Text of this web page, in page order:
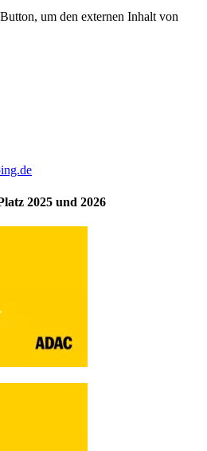
um den externen Inhalt von
2025 und 2026